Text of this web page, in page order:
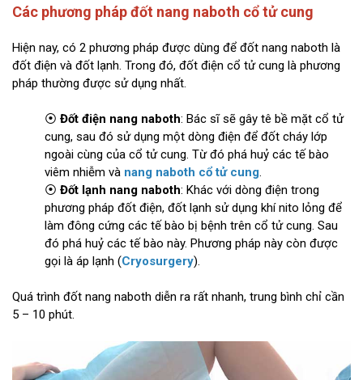
Các phương pháp đốt nang naboth cổ tử cung
Hiện nay, có 2 phương pháp được dùng để đốt nang naboth là
đốt điện và đốt lạnh. Trong đó, đốt điện cổ tử cung là phương
pháp thường được sử dụng nhất.
⦿ Đốt điện nang naboth: Bác sĩ sẽ gây tê bề mặt cổ tử
cung, sau đó sử dụng một dòng điện để đốt cháy lớp
ngoài cùng của cổ tử cung. Từ đó phá huỷ các tế bào
viêm nhiễm và nang naboth cổ tử cung.
⦿ Đốt lạnh nang naboth: Khác với dòng điện trong
phương pháp đốt điện, đốt lạnh sử dụng khí nito lỏng để
làm đông cứng các tế bào bị bệnh trên cổ tử cung. Sau
đó phá huỷ các tế bào này. Phương pháp này còn được
gọi là áp lạnh (Cryosurgery).
Quá trình đốt nang naboth diễn ra rất nhanh, trung bình chỉ cần
5 – 10 phút.